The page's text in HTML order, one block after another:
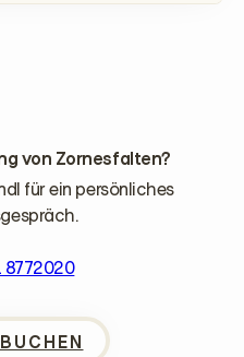
von Zornesfalten?
für ein persönliches
8772020